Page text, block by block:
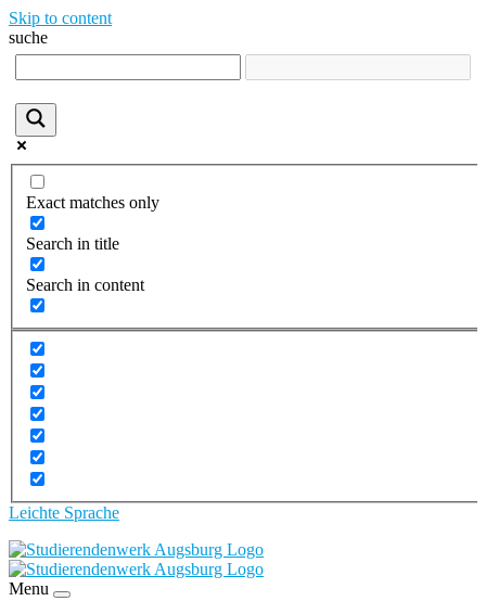
Skip to content
suche
Exact matches only
Search in title
Search in content
Leichte Sprache
Menu